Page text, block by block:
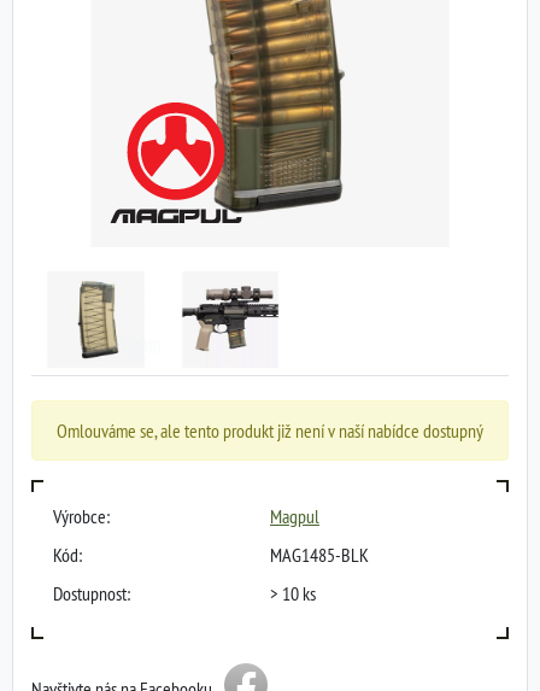
Omlouváme se, ale tento produkt již není v naší nabídce dostupný
Výrobce:
Magpul
Kód:
MAG1485-BLK
Dostupnost:
> 10 ks